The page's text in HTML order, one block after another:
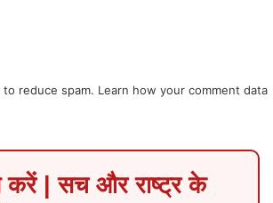
reduce spam. Learn how your comment data
करें | सच और राष्ट्र के